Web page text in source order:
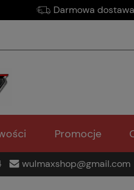
Darmowa
Promocje
wulmaxshop@gmail.com